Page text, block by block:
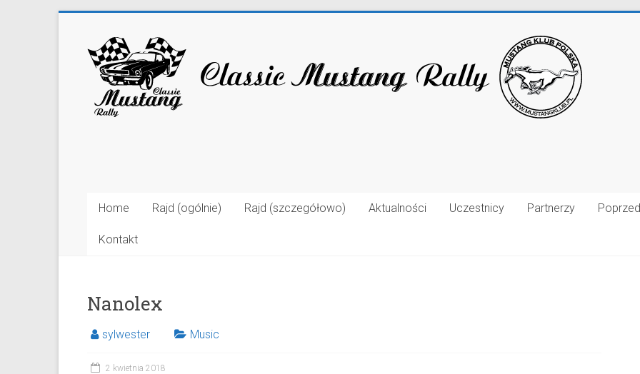
Home Rajd (ogólnie) Rajd (szczegółowo) Aktualności Uczestnicy Partnerzy
Kontakt
Nanolex
sylwester Music
2 kwietnia 2018